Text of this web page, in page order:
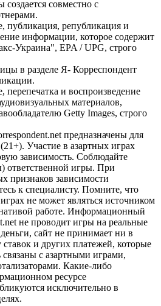
совместно с
публикация, републикация и
информации, которое содержит
Украина", EPA / UPG, строго
в разделе Я- Корреспондент
и воспроизведение
материалов,
Getty Images, строго
предназначены для
Участие в азартных играх
зависимость. Соблюдайте
ответственной игры. При
признаков зависимости
к специалисту. Помните, что
не может являться источником
работе. Информационный
не проводит игры на реальные
сайт не принимает ни в
и других платежей, которые
с азартными играми,
Какие-либо
ресурсе
исключительно в